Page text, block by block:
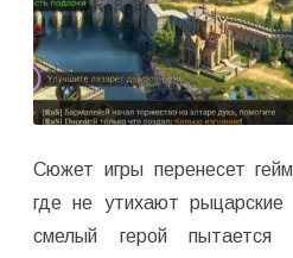
Сюжет игры перенесет
где не утихают рыцарские
смелый герой пытается